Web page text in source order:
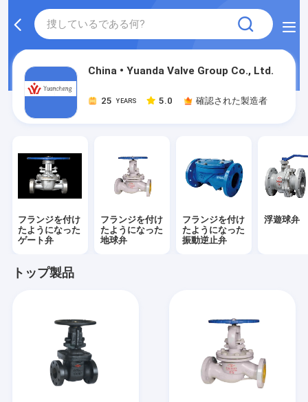
China • Yuanda Valve Group Co., Ltd.
25 YEARS 5.0 確認された製造者
フランジを付け
たようになった
ゲート弁
フランジを付け
たようになった
地球弁
フランジを付け
たようになった
振動逆止弁
浮遊球弁
トップ製品